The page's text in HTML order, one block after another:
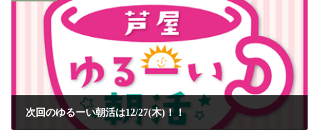
次回のゆるーい朝活は12/27(木)！！